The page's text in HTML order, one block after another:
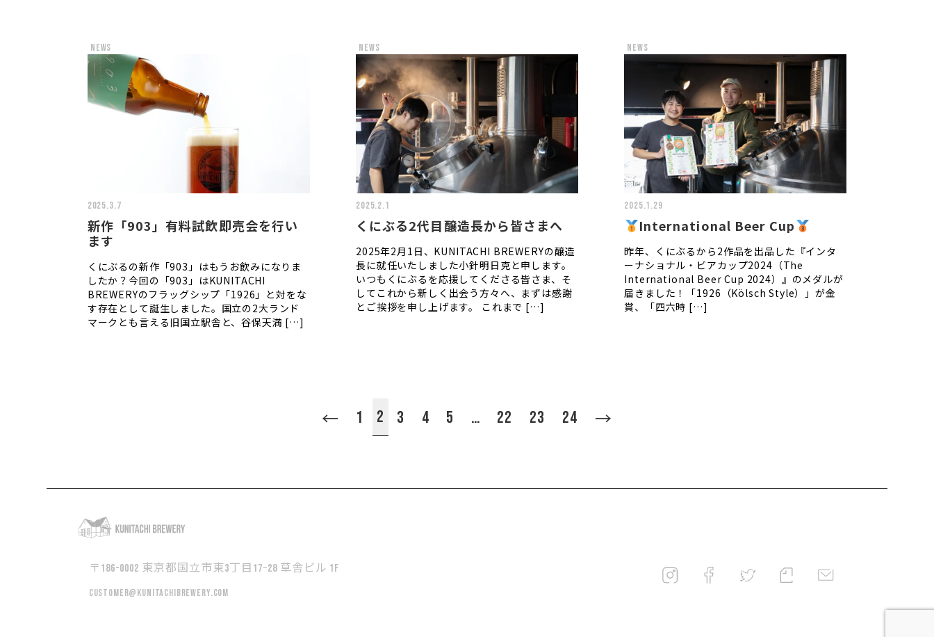
news
2025.3.7
新作「903」有料試飲即売会を行い
ます
くにぶるの新作「903」はもうお飲みになりま
したか？今回の「903」はKUNITACHI
BREWERYのフラッグシップ「1926」と対をな
す存在として誕生しました。国立の2大ランド
マークとも言える旧国立駅舎と、谷保天満 […]
news
2025.2.1
くにぶる2代目醸造長から皆さまへ
2025年2月1日、KUNITACHI BREWERYの醸造
長に就任いたしました小針明日克と申します。
いつもくにぶるを応援してくださる皆さま、そ
してこれから新しく出会う方々へ、まずは感謝
とご挨拶を申し上げます。 これまで […]
news
2025.1.29
International Beer Cup
昨年、くにぶるから2作品を出品した『インタ
ーナショナル・ビアカップ2024（The
International Beer Cup 2024）』のメダルが
届きました！「1926（Kölsch Style）」が金
賞、「四六時 […]
← 1 2 3 4 5 … 22 23 24 →
〒186-0002 東京都国立市東3丁目17−28 草舎ビル 1F
customer@kunitachibrewery.com